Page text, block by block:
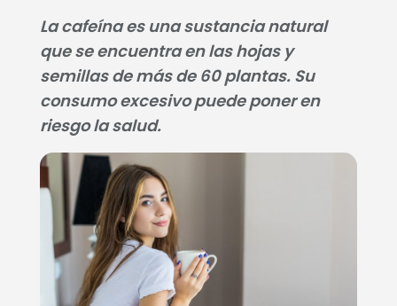
La cafeína es una sustancia natural
que se encuentra en las hojas y
semillas de más de 60 plantas. Su
consumo excesivo puede poner en
riesgo la salud.